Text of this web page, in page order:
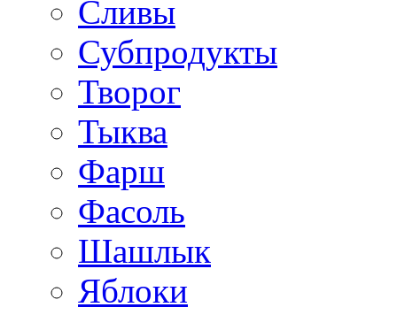
Сливы
Субпродукты
Творог
Тыква
Фарш
Фасоль
Шашлык
Яблоки